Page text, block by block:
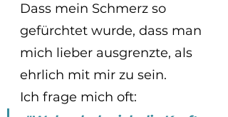
Dass mein Schmerz so
gefürchtet wurde, dass man
mich lieber ausgrenzte, als
ehrlich mit mir zu sein.
Ich frage mich oft: